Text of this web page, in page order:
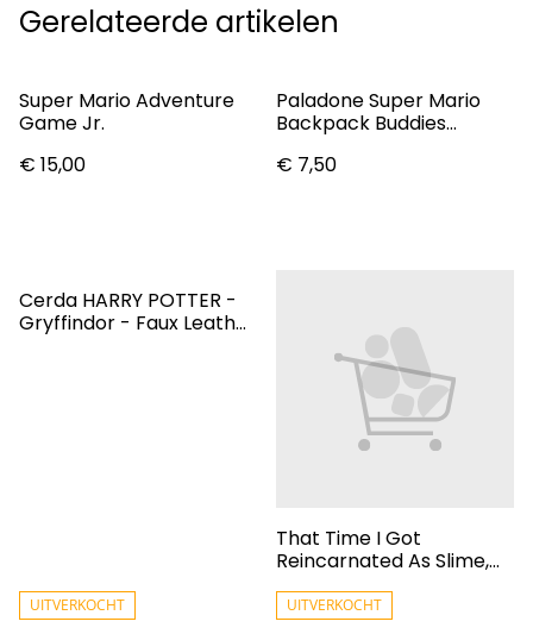
Gerelateerde artikelen
Super Mario Adventure
Game Jr.
€ 15,00
Paladone Super Mario
Backpack Buddies
€ 7,50
Cerda HARRY POTTER -
Gryffindor - Faux Leather
UITVERKOCHT
That Time I Got
Reincarnated As Slime,
UITVERKOCHT